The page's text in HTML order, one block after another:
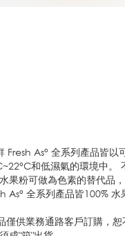
Fresh As° 全系列產品皆
和低濕氣的環境中。
果粉可做為色素的替代品
As° 全系列產品皆100%
僅供業務通路客戶訂購，